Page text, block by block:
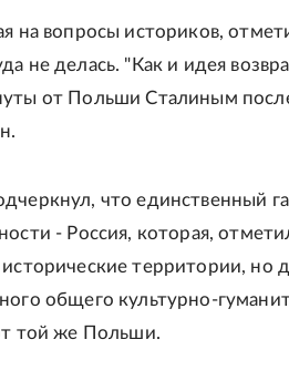
на вопросы историков,
не делась. "Как и идея
от Польши Сталиным
что единственный
- Россия, которая,
территории, но
общего культурно-
той же Польши.